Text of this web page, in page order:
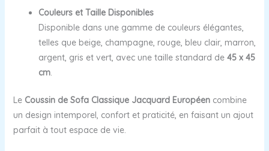
Couleurs et Taille Disponibles
Disponible dans une gamme de couleurs élégantes,
telles que beige, champagne, rouge, bleu clair, marron,
argent, gris et vert, avec une taille standard de 45 x 45
cm.
Le Coussin de Sofa Classique Jacquard Européencombine
un design intemporel, confort et praticité, en faisant un ajout
parfait à tout espace de vie.